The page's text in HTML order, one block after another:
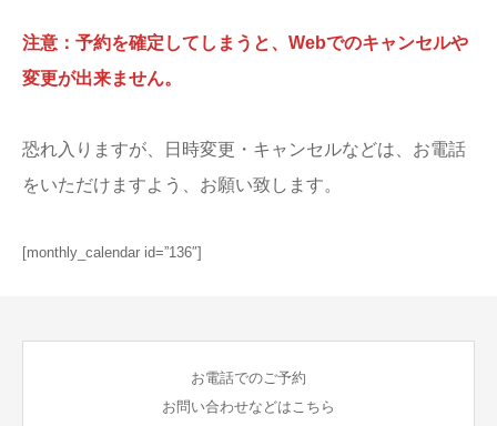
注意：予約を確定してしまうと、Webでのキャンセルや
変更が出来ません。
恐れ入りますが、日時変更・キャンセルなどは、お電話
をいただけますよう、お願い致します。
[monthly_calendar id=”136″]
お電話でのご予約
お問い合わせなどはこちら